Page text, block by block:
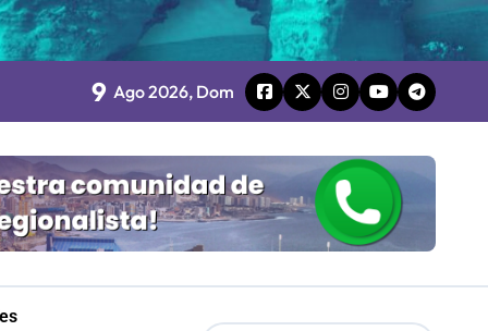
100% estatal
9 Ago 2026, Dom